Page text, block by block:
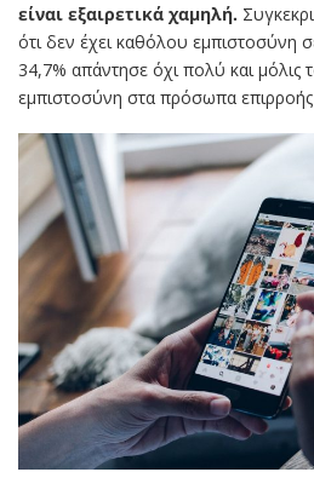
είναι εξαιρετικά χαμηλή.
ότι δεν έχει καθόλου εμπιστοσύνη
34,7% απάντησε όχι πολύ και μόλις
εμπιστοσύνη στα πρόσωπα